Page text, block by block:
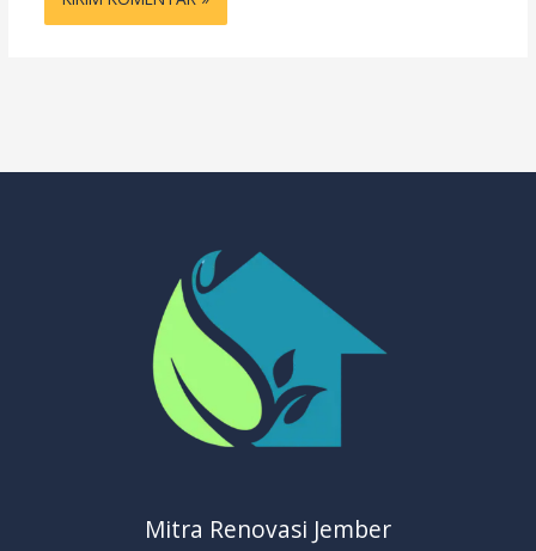
Mitra Renovasi Jember